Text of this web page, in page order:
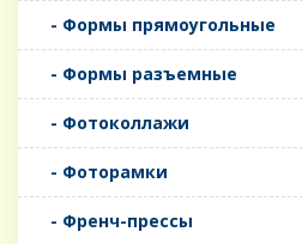
- Формы прямоугольные
- Формы разъемные
- Фотоколлажи
- Фоторамки
- Френч-прессы